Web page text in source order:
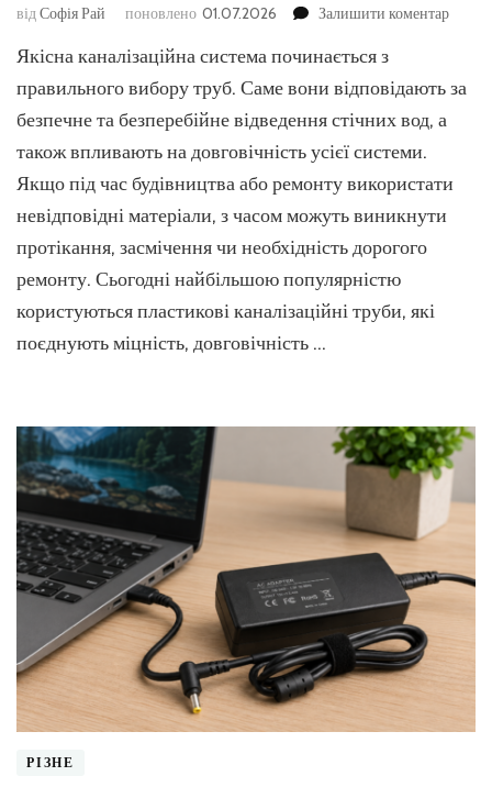
відСофія Рай поновлено 01.07.2026 Залишити коментардо
у
Якісна каналізаційна система починається з
правильного вибору труб. Саме вони відповідають за
безпечне та безперебійне відведення стічних вод, а
також впливають на довговічність усієї системи.
Якщо під час будівництва або ремонту використати
невідповідні матеріали, з часом можуть виникнути
протікання, засмічення чи необхідність дорогого
ремонту. Сьогодні найбільшою популярністю
користуються пластикові каналізаційні труби, які
поєднують міцність, довговічність …
РІЗНЕ